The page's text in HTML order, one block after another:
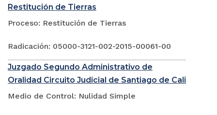
Restitución de Tierras
Proceso: Restitución de Tierras
Radicación: 05000-3121-002-2015-00061-00
Juzgado Segundo Administrativo de
Oralidad Circuito Judicial de Santiago de Cali
Medio de Control: Nulidad Simple